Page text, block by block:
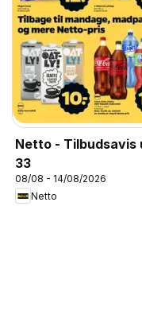
Netto - Tilbudsavis
33
08/08 - 14/08/2026
Netto